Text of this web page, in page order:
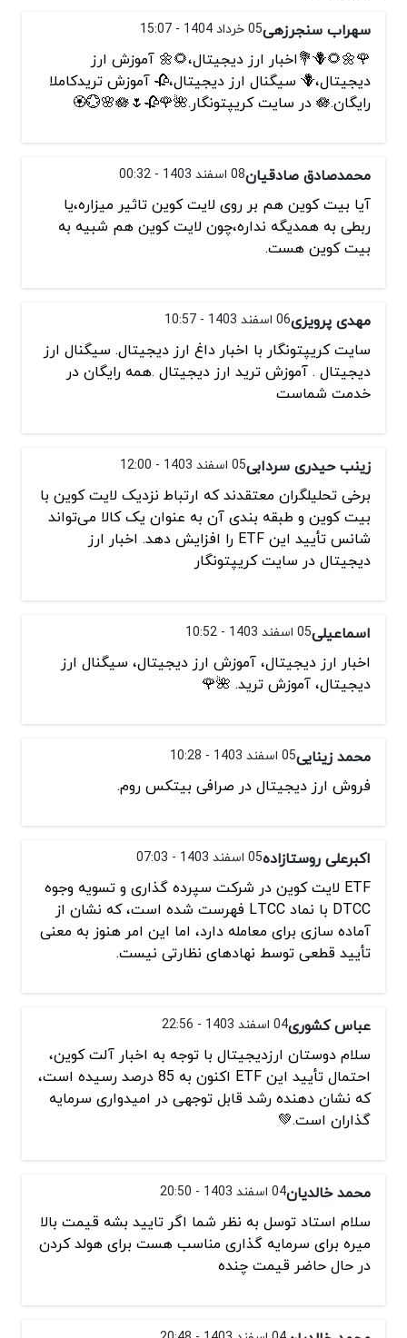
سهراب سنجرزهی05 خرداد 1404 - 15:07
🌹🌼🌻🪻💐اخبار ارز دیجیتال،🌻🌼 آموزش ارز
دیجیتال،🪻 سیگنال ارز دیجیتال،🥀 آموزش تریدکاملا
رایگان.🪷 در سایت کریپتونگار.🌺🌹🥀🌷🪷🌸💮🏵️
محمدصادق صادقیان08 اسفند 1403 - 00:32
آیا بیت کوین هم بر روی لایت کوین تاثیر میزاره،یا
ربطی به همدیگه نداره،چون لایت کوین هم شبیه به
بیت کوین هست.
مهدی پرویزی06 اسفند 1403 - 10:57
سایت کریپتونگار با اخبار داغ ارز دیجیتال. سیگنال ارز
دیجیتال . آموزش ترید ارز دیجیتال .همه رایگان در
خدمت شماست
زینب حیدری سردابی05 اسفند 1403 - 12:00
برخی تحلیلگران معتقدند که ارتباط نزدیک لایت کوین با
بیت کوین و طبقه‌ بندی آن به عنوان یک کالا می‌تواند
شانس تأیید این ETF را افزایش دهد. اخبار ارز
دیجیتال در سایت کریپتونگار
اسماعیلی05 اسفند 1403 - 10:52
اخبار ارز دیجیتال، آموزش ارز دیجیتال، سیگنال ارز
دیجیتال، آموزش ترید. 🌺🌹
محمد زینایی05 اسفند 1403 - 10:28
فروش ارز دیجیتال در صرافی بیتکس روم.
اکبرعلی روستازاده05 اسفند 1403 - 07:03
ETF لایت کوین در شرکت سپرده‌ گذاری و تسویه وجوه
DTCC با نماد LTCC فهرست شده است، که نشان از
آماده‌ سازی برای معامله دارد، اما این امر هنوز به معنی
تأیید قطعی توسط نهادهای نظارتی نیست.
عباس کشوری04 اسفند 1403 - 22:56
سلام دوستان ارزدیجیتال با توجه به اخبار آلت کوین،
احتمال تأیید این ETF اکنون به 85 درصد رسیده است،
که نشان‌ دهنده رشد قابل‌ توجهی در امیدواری سرمایه‌
گذاران است.💚
محمد خالدیان04 اسفند 1403 - 20:50
سلام استاد توسل به نظر شما اگر تایید بشه قیمت بالا
میره برای سرمایه گذاری مناسب هست برای هولد کردن
در حال حاضر قیمت چنده